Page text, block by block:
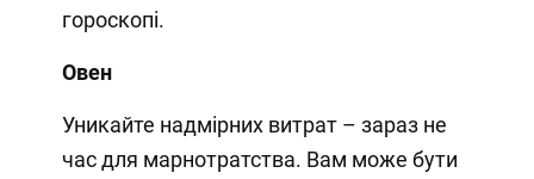
гороскопі.
Овен
Уникайте надмірних витрат – зараз не
час для марнотратства. Вам може бути